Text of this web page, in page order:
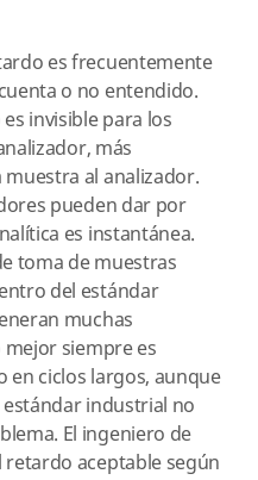
es frecuentemente
o no entendido.
invisible para los
más
al analizador.
pueden dar por
es instantánea.
toma de muestras
del estándar
muchas
siempre es
en ciclos largos, aunque
industrial no
El ingeniero de
aceptable según